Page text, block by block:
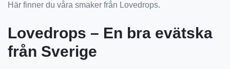
Här finner du våra smaker från Lovedrops.
Lovedrops – En bra evätska
från Sverige